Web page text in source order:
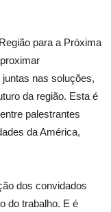
para a Próxima
nas soluções,
da região. Esta é
palestrantes
da América,
dos convidados
do trabalho. E é